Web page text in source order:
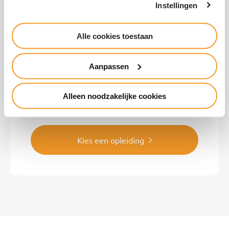
Instellingen
Alle cookies toestaan
Aanpassen
Alleen noodzakelijke cookies
Cursussen en opleidingen
Kies een opleiding